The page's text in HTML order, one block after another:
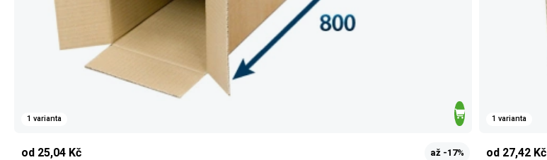
1 varianta
od 25,04 Kč až -17%
1 varianta
od 27,42 Kč